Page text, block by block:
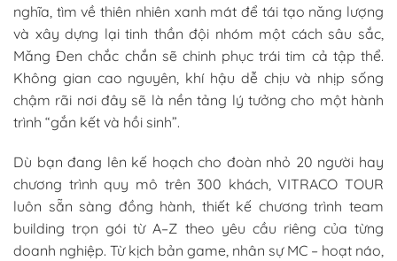
nghĩa, tìm về thiên nhiên xanh mát để tái tạo năng lượng
và xây dựng lại tinh thần đội nhóm một cách sâu sắc,
Măng Đen chắc chắn sẽ chinh phục trái tim cả tập thể.
Không gian cao nguyên, khí hậu dễ chịu và nhịp sống
chậm rãi nơi đây sẽ là nền tảng lý tưởng cho một hành
trình “gắn kết và hồi sinh”.
Dù bạn đang lên kế hoạch cho đoàn nhỏ 20 người hay
chương trình quy mô trên 300 khách, VITRACO TOUR
luôn sẵn sàng đồng hành, thiết kế chương trình team
building trọn gói từ A–Z theo yêu cầu riêng của từng
doanh nghiệp. Từ kịch bản game, nhân sự MC – hoạt náo,